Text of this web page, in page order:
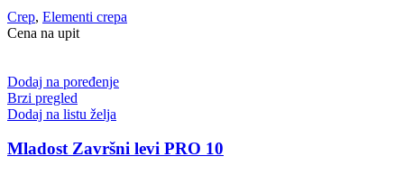
Crep, Elementi crepa
Cena na upit
Dodaj na poređenje
Brzi pregled
Dodaj na listu želja
Mladost Završni levi PRO 10